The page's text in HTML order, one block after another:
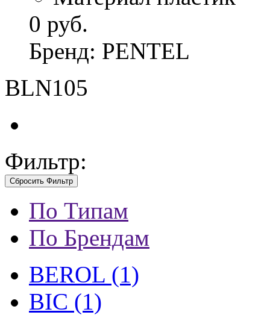
0 руб.
Бренд: PENTEL
BLN105
Фильтр:
Сбросить Фильтр
По Типам
По Брендам
BEROL (1)
BIC (1)